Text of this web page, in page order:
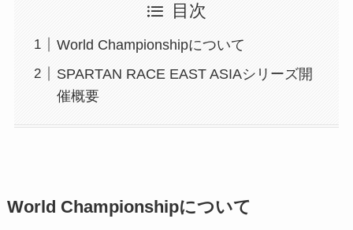
目次
World Championshipについて
SPARTAN RACE EAST ASIAシリーズ開
催概要
World Championshipについて